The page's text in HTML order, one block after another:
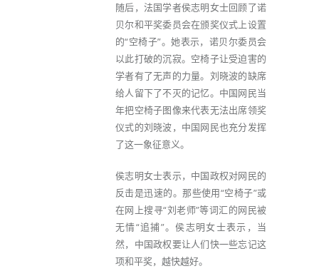
随后，法国学者侯志明女士回顾了诺
贝尔和平奖委员会在颁奖仪式上设置
的“空椅子”。她表示，诺贝尔委员会
以此打破的沉寂。空椅子让受迫害的
学者有了无声的力量。刘晓波的缺席
给人留下了不灭的记忆。中国网民当
年把空椅子图像来代表无法出席领奖
仪式的刘晓波，中国网民也充分发挥
了这一象征意义。
侯志明女士表示，中国政权对网民的
反击是迅速的。那些使用“空椅子”或
在网上搜寻“刘老师”等词汇的网民被
无情“追捕”。侯志明女士表示，当
然，中国政权要让人们快一些忘记这
项和平奖，越快越好。